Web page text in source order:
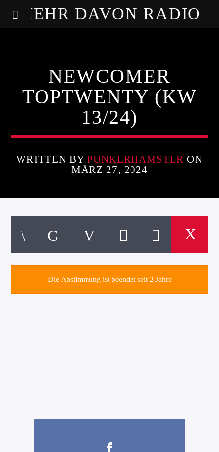
MEHR DAVON RADIO
NEWCOMER
TOPTWENTY (KW
13/24)
WRITTEN BY PUNKERHAMSTER ON
MÄRZ 27, 2024
Die Abstimmung ist beendet seit 2 Jahre